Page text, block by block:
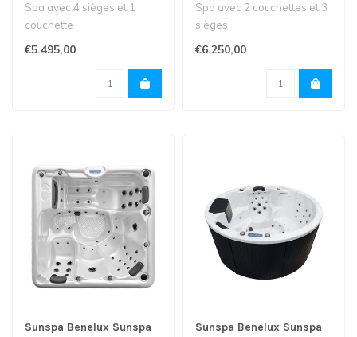
Spa avec 4 sièges et 1
couchette
€5.495,00
Spa avec 2 couchettes et 3
sièges
€6.250,00
Sunspa Benelux Sunspa
Sunspa Benelux Sunspa